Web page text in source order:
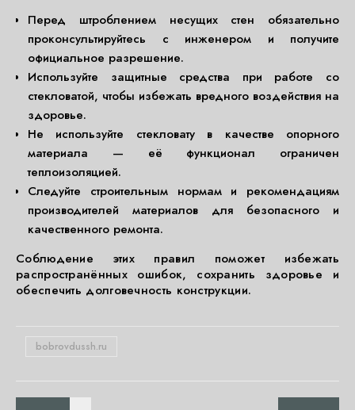
Перед штроблением несущих стен обязательно
проконсультируйтесь с инженером и получите
официальное разрешение.
Используйте защитные средства при работе со
стекловатой, чтобы избежать вредного воздействия на
здоровье.
Не используйте стекловату в качестве опорного
материала — её функционал ограничен
теплоизоляцией.
Следуйте строительным нормам и рекомендациям
производителей материалов для безопасного и
качественного ремонта.
Соблюдение этих правил поможет избежать
распространённых ошибок, сохранить здоровье и
обеспечить долговечность конструкции.
bobrovdussh.ru